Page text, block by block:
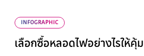
INFOGRAPHIC
เลือกซื้อหลอดไฟอย่างไรให้คุ้ม